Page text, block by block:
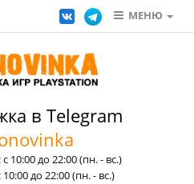
МЕНЮ
в Telegram
10:00 до 22:00 (пн. - вс.)
до 22:00 (пн. - вс.)